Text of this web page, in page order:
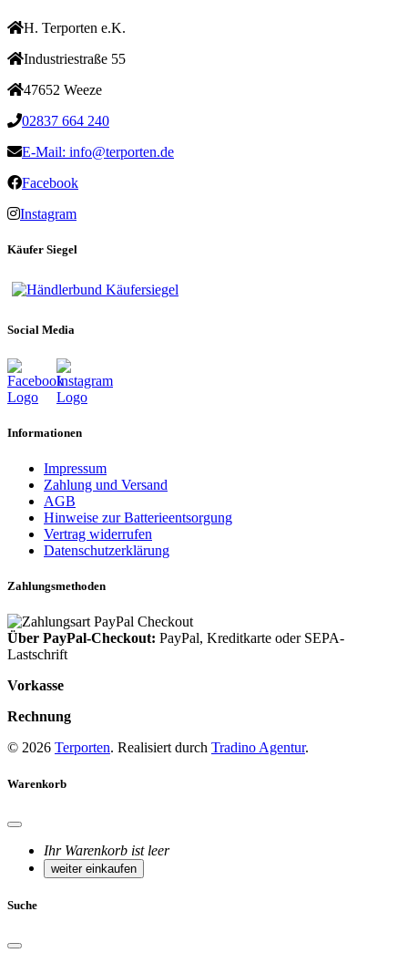
H. Terporten e.K.
Industriestraße 55
47652 Weeze
02837 664 240
E-Mail: info@terporten.de
Facebook
Instagram
Käufer Siegel
Social Media
Informationen
Impressum
Zahlung und Versand
AGB
Hinweise zur Batterieentsorgung
Vertrag widerrufen
Datenschutzerklärung
Zahlungsmethoden
Über PayPal-Checkout: PayPal, Kreditkarte oder SEPA-
Lastschrift
Vorkasse
Rechnung
© 2026 Terporten. Realisiert durch Tradino Agentur.
Warenkorb
Ihr Warenkorb ist leer
weiter einkaufen
Suche